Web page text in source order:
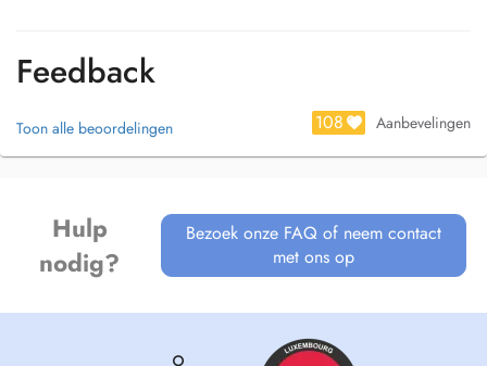
Feedback
Toon alle beoordelingen 108 Aanbevelingen
Hulp
nodig?
Bezoek onze FAQ of neem contact
met ons op